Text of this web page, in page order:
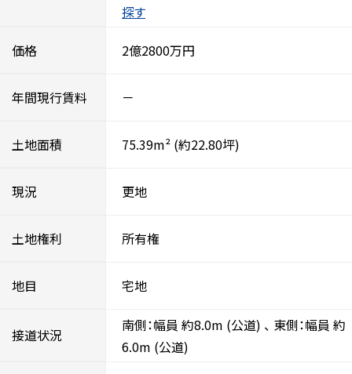
探す
価格 2億2800万円
年間現行賃料 －
土地面積 75.39m² (約22.80坪)
現況 更地
土地権利 所有権
地目 宅地
接道状況
南側：幅員 約8.0m (公道) 、 東側：幅員 約
6.0m (公道)